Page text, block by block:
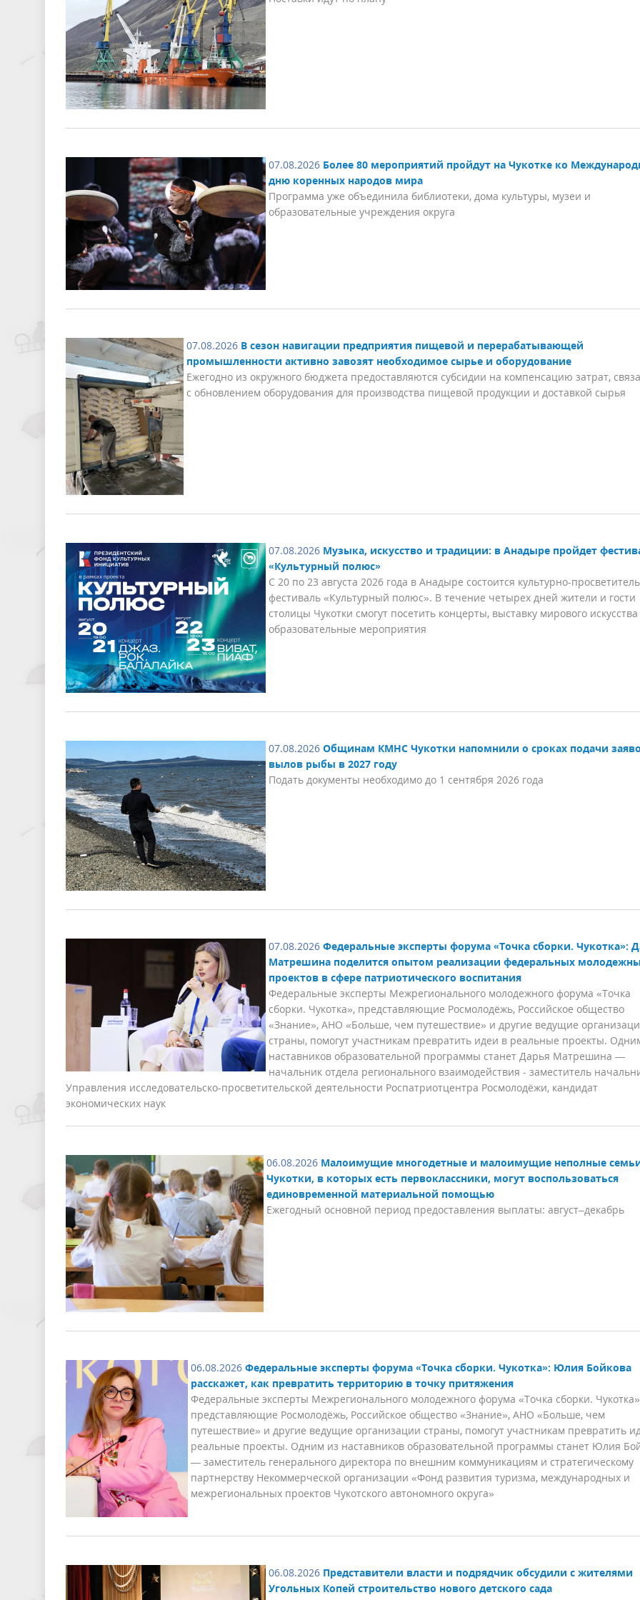
07.08.2026 Более 80 мероприятий пройдут на Чукотке ко
дню коренных народов мира
Программа уже объединила библиотеки, дома культуры, музеи и
образовательные учреждения округа
07.08.2026 В сезон навигации предприятия пищевой и перерабатывающей
промышленности активно завозят необходимое сырье и оборудование
Ежегодно из окружного бюджета предоставляются субсидии на компенсацию затрат,
с обновлением оборудования для производства пищевой продукции и доставкой сырья
07.08.2026 Музыка, искусство и традиции: в Анадыре пройдет
«Культурный полюс»
С 20 по 23 августа 2026 года в Анадыре состоится культурно-
фестиваль «Культурный полюс». В течение четырех дней жители и гости
столицы Чукотки смогут посетить концерты, выставку мирового
образовательные мероприятия
07.08.2026 Общинам КМНС Чукотки напомнили о сроках подачи
вылов рыбы в 2027 году
Подать документы необходимо до 1 сентября 2026 года
07.08.2026 Федеральные эксперты форума «Точка сборки. Чукотка»:
Матрешина поделится опытом реализации федеральных
проектов в сфере патриотического воспитания
Федеральные эксперты Межрегионального молодежного форума «Точка
сборки. Чукотка», представляющие Росмолодёжь, Российское общество
«Знание», АНО «Больше, чем путешествие» и другие ведущие
страны, помогут участникам превратить идеи в реальные проекты.
наставников образовательной программы станет Дарья Матрешина —
начальник отдела регионального взаимодействия - заместитель
Управления исследовательско-просветительской деятельности Роспатриотцентра Росмолодёжи, кандидат
экономических наук
06.08.2026 Малоимущие многодетные и малоимущие неполные
Чукотки, в которых есть первоклассники, могут воспользоваться
единовременной материальной помощью
Ежегодный основной период предоставления выплаты: август–декабрь
06.08.2026 Федеральные эксперты форума «Точка сборки. Чукотка»: Юлия Бойкова
расскажет, как превратить территорию в точку притяжения
Федеральные эксперты Межрегионального молодежного форума «Точка сборки.
представляющие Росмолодёжь, Российское общество «Знание», АНО «Больше, чем
путешествие» и другие ведущие организации страны, помогут участникам превратить
реальные проекты. Одним из наставников образовательной программы станет Юлия
— заместитель генерального директора по внешним коммуникациям и стратегическому
партнерству Некоммерческой организации «Фонд развития туризма, международных и
межрегиональных проектов Чукотского автономного округа»
06.08.2026 Представители власти и подрядчик обсудили с жителями
Угольных Копей строительство нового детского сада